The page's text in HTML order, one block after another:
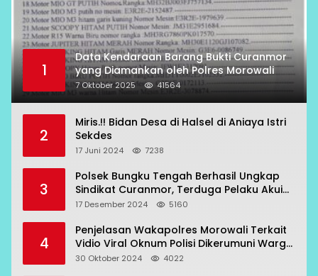
1
Data Kendaraan Barang Bukti Curanmor
yang Diamankan oleh Polres Morowali
7 Oktober 2025 41564
2
Miris.!! Bidan Desa di Halsel di Aniaya Istri
Sekdes
17 Juni 2024 7238
3
Polsek Bungku Tengah Berhasil Ungkap
Sindikat Curanmor, Terduga Pelaku Akui
Beraksi di 7 Lokasi
17 Desember 2024 5160
4
Penjelasan Wakapolres Morowali Terkait
Vidio Viral Oknum Polisi Dikerumuni Warga
Bahodopi
30 Oktober 2024 4022